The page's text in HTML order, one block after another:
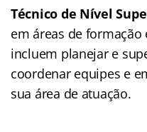
Técnico de Nível
em áreas de formação
incluem planejar e
coordenar equipes e
sua área de atuação.